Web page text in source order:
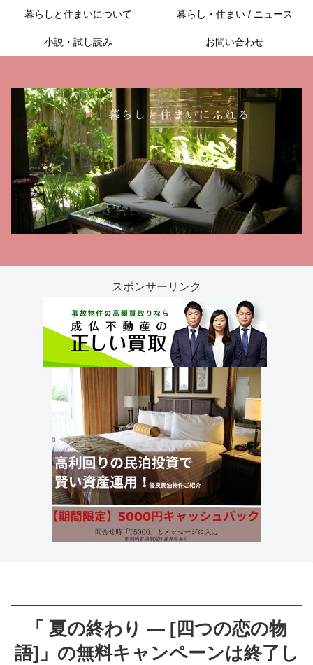
暮らしと住まいについて 暮らし・住まい / ニュース
小説・試し読み お問い合わせ
スポンサーリンク
「 夏の終わり ― [四つの恋の物
語]」の無料キャンペーンは終了し